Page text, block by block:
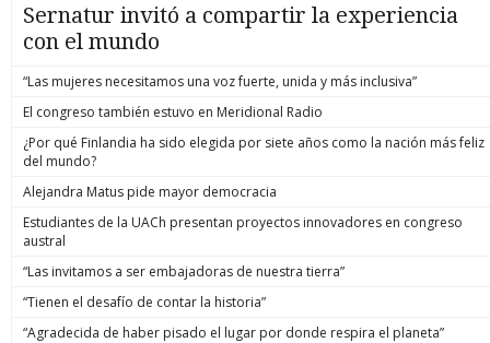
Sernatur invitó a compartir la experiencia
con el mundo
“Las mujeres necesitamos una voz fuerte, unida y más inclusiva”
El congreso también estuvo en Meridional Radio
¿Por qué Finlandia ha sido elegida por siete años como la nación más feliz
del mundo?
Alejandra Matus pide mayor democracia
Estudiantes de la UACh presentan proyectos innovadores en congreso
austral
“Las invitamos a ser embajadoras de nuestra tierra”
“Tienen el desafío de contar la historia”
“Agradecida de haber pisado el lugar por donde respira el planeta”